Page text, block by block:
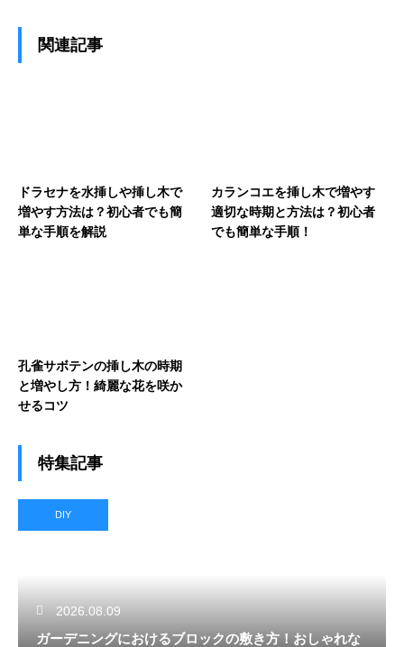
関連記事
ドラセナを水挿しや挿し木で
増やす方法は？初心者でも簡
単な手順を解説
カランコエを挿し木で増やす
適切な時期と方法は？初心者
でも簡単な手順！
孔雀サボテンの挿し木の時期
と増やし方！綺麗な花を咲か
せるコツ
特集記事
DIY
2026.08.09
ガーデニングにおけるブロックの敷き方！おしゃれな